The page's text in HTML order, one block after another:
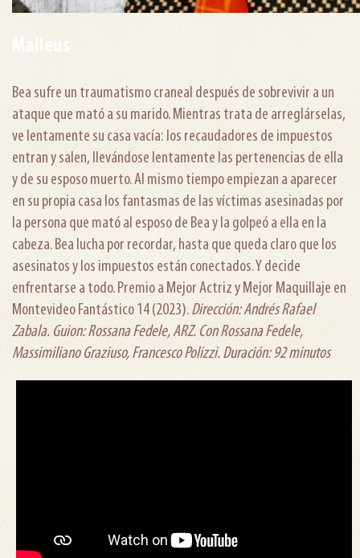
Malleus
Bea sufre un traumatismo craneal después de sobrevivir a un
ataque que mató a su marido. Mientras trata de arreglárselas,
ve lentamente su casa vacía: los recaudadores de impuestos
entran y salen, llevándose lentamente las pertenencias de ella
y de su esposo muerto. Al mismo tiempo empiezan a aparecer
en su propia casa los fantasmas de las víctimas asesinadas por
la persona que mató al esposo de Bea y la golpeó a ella en la
cabeza. Bea lucha por recordar, hasta que queda claro que los
asesinatos y los impuestos están conectados. Y decide
enfrentarse a todo. Premio a Mejor Actriz y Mejor Maquillaje en
Montevideo Fantástico 14 (2023).Dirección: Andrés Rafael
Zabala. Guion: Rossana Fedele, ARZ. Con Rossana Fedele,
Massimiliano Graziuso, Francesco Polizzi. Duración: 92 minutos